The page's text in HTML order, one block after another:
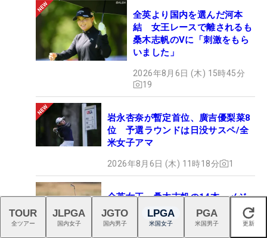
全英より国内を選んだ河本
結 女王レースで離されるも
桑木志帆のVに「刺激をもら
いました」
2026年8月6日 (木) 15時45分
19
岩永杏奈が暫定首位、廣吉優梨菜8
位 予選ラウンドは日没サスペ/全
米女子アマ
2026年8月6日 (木) 11時18分 1
全英女王・桑木志帆の14本 メジ
ャー制覇を支えたBSギア「ボール
やクラブを信頼した」【勝者のギ
閉じる
TOUR
全ツアー
JLPGA
国内女子
JGTO
国内男子
LPGA
米国女子
PGA
米国男子 更新